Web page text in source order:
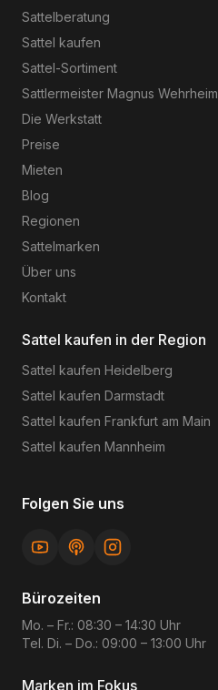
Sattelberatung
Sattel kaufen
Sattel-Sortiment
Sattlermeister Magnus Wehrheim
Die Werkstatt
Preise
Mieten
Blog
Regionen
Sattelmarken
Über uns
Kontakt
Sattel kaufen in der Region
Sattel kaufen Heidelberg
Sattel kaufen Darmstadt
Sattel kaufen Frankfurt am Main
Sattel kaufen Mannheim
Folgen Sie uns
Bürozeiten
Mo. – Fr.: 08:30 – 14:30 Uhr
Tel. Di. – Do.: 09:00 – 13:00 Uhr
Marken im Fokus